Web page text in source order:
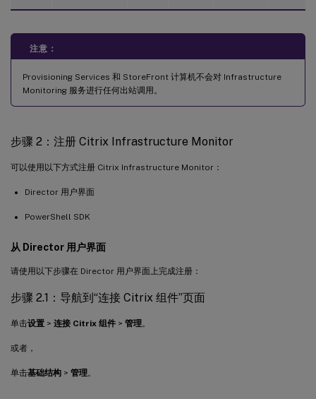
注意：
Provisioning Services 和 StoreFront 计算机不会对 Infrastructure
Monitoring 服务进行任何出站调用。
步骤 2：注册 Citrix Infrastructure Monitor
可以使用以下方式注册 Citrix Infrastructure Monitor：
Director 用户界面
PowerShell SDK
从 Director 用户界面
请使用以下步骤在 Director 用户界面上完成注册：
步骤 2.1：导航到“连接 Citrix 组件”页面
单击设置 > 连接 Citrix 组件 > 管理。
或者，
单击基础结构 > 管理。